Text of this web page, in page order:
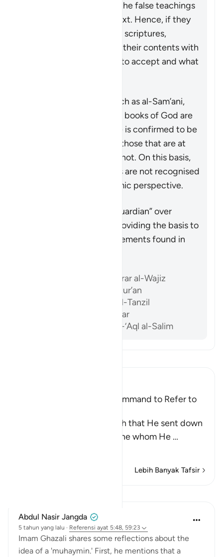
in these scriptures from the false teachings
and corruptions of the text. Hence, if they
are ever looking at earlier scriptures,
Muslims should compare their contents with
the Quran to know what to accept and what
Some commentators, such as al-Sam’ani,
have stated that the true books of God are
the ones whose message is confirmed to be
true by the Quran, while those that are at
odds with the Quran are not. On this basis,
the likes of Paul’s epistles are not recognised
as scripture from an Islamic perspective.
The Quran acts as the “guardian” over
previous scriptures by providing the basis to
accept or reject the statements found in
Ibn ‘Atiyyah, al-Muharrar al-Wajiz
Al-Sam’ani, Tafsir al-Qur’an
Al-Baghawi, Ma’alim al-Tanzil
Al-Biqa’i, Nazm al-Durar
Abu ‘l-Su’ud, Irshad al-‘Aql al-Salim
Praising the Qur'an; the Command to Refer to
Allah mentioned the Tawrah that He sent down
to His Prophet Musa, the one whom He …
Lebih Banyak Tafsir
Abdul Nasir Jangda
5 tahun yang lalu · Referensi ayat 5:48, 59:23
Imam Ghazali shares some reflections about the
idea of a 'muhaymin.' First, he mentions that a